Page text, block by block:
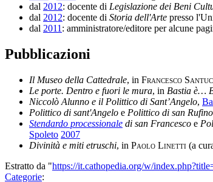
dal 2012: docente di Legislazione dei Beni
dal 2012: docente di Storia dell'Arte presso
dal 2011 : amministratore/editore per alcune
Pubblicazioni
Il Museo della Cattedrale, in Francesco
Le porte. Dentro e fuori le mura, in Bastia è…
Niccolò Alunno e il Polittico di Sant’Angelo,
Polittico di sant'Angelo e Polittico di san Rufino
Stendardo processionale di san Francesco e
Spoleto 2007
Divinità e miti etruschi, in Paolo Linetti (a
Estratto da "https://it.cathopedia.org/w/
Categorie: